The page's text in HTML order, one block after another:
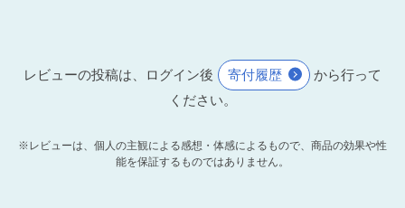
レビューの投稿は、ログイン後 寄付履歴
から行って
ください。
※レビューは、個人の主観による感想・体感によるもので、商品の効果や性
能を保証するものではありません。